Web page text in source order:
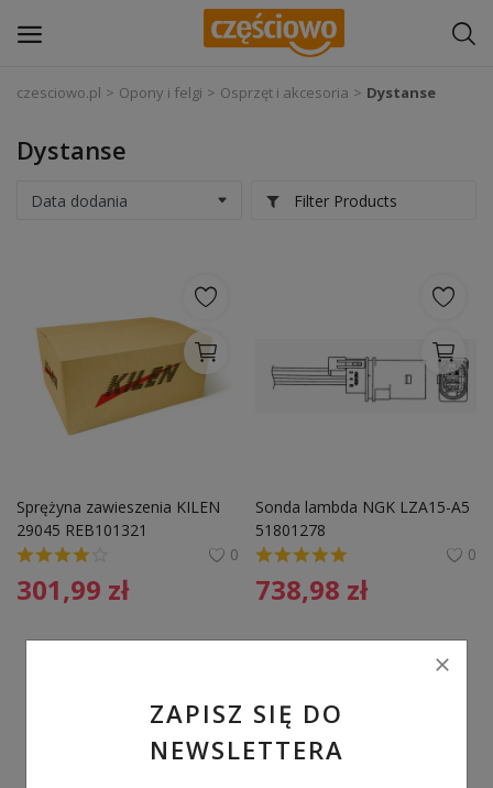
się
Wyposażenie i akcesoria samochodowe
Narzędzia i sprzęt warsztatowy
Chemia
Pozostałe
Wyprzedaż
Schowek
ZAPISZ SIĘ DO
NEWSLETTERA
czesciowo.pl Opony i felgi Osprzęt i akcesoria Dystanse
Dystanse
Filter Products
Sprężyna zawieszenia KILEN
29045 REB101321
0
301,99 zł
Sonda lambda NGK LZA15-A5
51801278
0
738,98 zł